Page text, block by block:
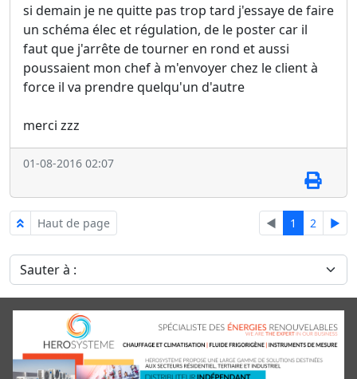
si demain je ne quitte pas trop tard j'essaye de faire
un schéma élec et régulation, de le poster car il
faut que j'arrête de tourner en rond et aussi
poussaient mon chef à m'envoyer chez le client à
force il va prendre quelqu'un d'autre
merci zzz
01-08-2016 02:07
Haut de page ◄ 1 2 ►
Sauter à :